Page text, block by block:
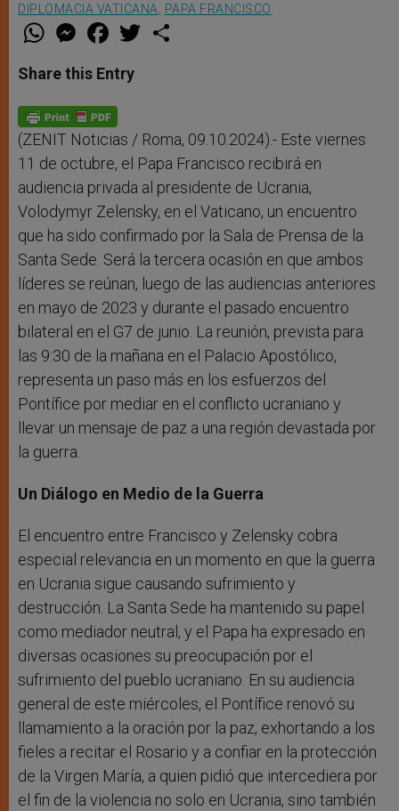
DIPLOMACIA VATICANA
PAPA FRANCISCO
W
t
s
p
p
M
e
s
e
g
e
r
F
a
e
b
o
k
w
Share this Entry
(ZENIT Noticias / Roma, 09.10.2024).- Este viernes
11 de octubre, el Papa Francisco recibirá en
audiencia privada al presidente de Ucrania,
Volodymyr Zelensky, en el Vaticano, un encuentro
que ha sido confirmado por la Sala de Prensa de la
Santa Sede. Será la tercera ocasión en que ambos
líderes se reúnan, luego de las audiencias anteriores
en mayo de 2023 y durante el pasado encuentro
bilateral en el G7 de junio. La reunión, prevista para
las 9:30 de la mañana en el Palacio Apostólico,
representa un paso más en los esfuerzos del
Pontífice por mediar en el conflicto ucraniano y
llevar un mensaje de paz a una región devastada por
la guerra.
Un Diálogo en Medio de la Guerra
El encuentro entre Francisco y Zelensky cobra
especial relevancia en un momento en que la guerra
en Ucrania sigue causando sufrimiento y
destrucción. La Santa Sede ha mantenido su papel
como mediador neutral, y el Papa ha expresado en
diversas ocasiones su preocupación por el
sufrimiento del pueblo ucraniano. En su audiencia
general de este miércoles, el Pontífice renovó su
llamamiento a la oración por la paz, exhortando a los
fieles a recitar el Rosario y a confiar en la protección
de la Virgen María, a quien pidió que intercediera por
el fin de la violencia no solo en Ucrania, sino también